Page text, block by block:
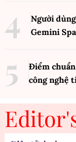
Người
Gemini
Điểm
công nghệ